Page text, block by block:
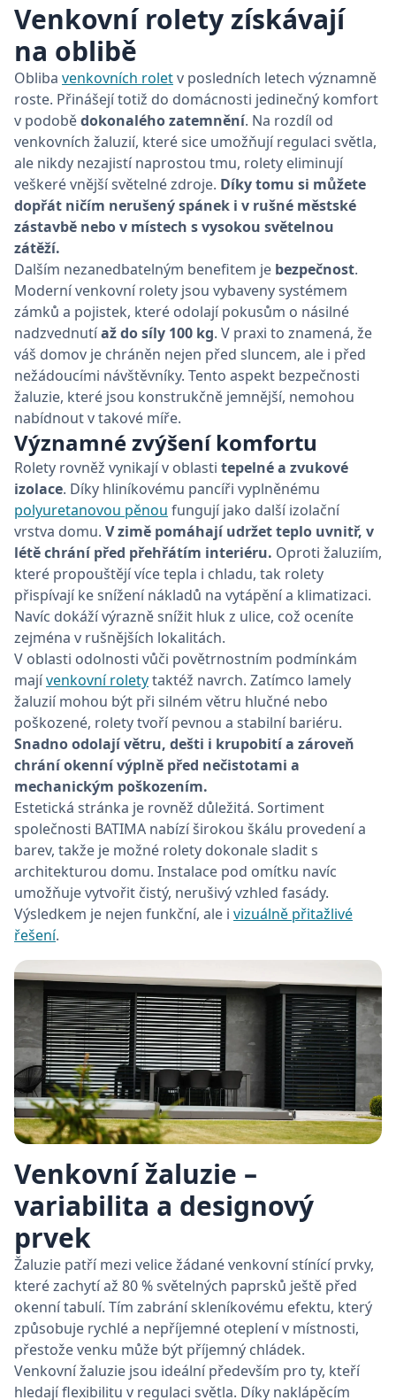
Venkovní rolety získávají
na oblibě
Obliba venkovních roletv posledních letech významně
roste. Přinášejí totiž do domácnosti jedinečný komfort
v podobědokonalého zatemnění. Na rozdíl od
venkovních žaluzií, které sice umožňují regulaci světla,
ale nikdy nezajistí naprostou tmu, rolety eliminují
veškeré vnější světelné zdroje. Díky tomu si můžete
dopřát ničím nerušený spánek i v rušné městské
zástavbě nebo v místech s vysokou světelnou
zátěží.
Dalším nezanedbatelným benefitem je bezpečnost.
Moderní venkovní rolety jsou vybaveny systémem
zámků a pojistek, které odolají pokusům o násilné
nadzvednutíaž do síly 100 kg. V praxi to znamená, že
váš domov je chráněn nejen před sluncem, ale i před
nežádoucími návštěvníky. Tento aspekt bezpečnosti
žaluzie, které jsou konstrukčně jemnější, nemohou
nabídnout v takové míře.
Významné zvýšení komfortu
Rolety rovněž vynikají v oblasti tepelné a zvukové
izolace. Díky hliníkovému pancíři vyplněnému
polyuretanovou pěnou fungují jako další izolační
vrstva domu. V zimě pomáhají udržet teplo uvnitř, v
létě chrání před přehřátím interiéru. Oproti žaluziím,
které propouštějí více tepla i chladu, tak rolety
přispívají ke snížení nákladů na vytápění a klimatizaci.
Navíc dokáží výrazně snížit hluk z ulice, což oceníte
zejména v rušnějších lokalitách.
V oblasti odolnosti vůči povětrnostním podmínkám
majívenkovní roletytaktéž navrch. Zatímco lamely
žaluzií mohou být při silném větru hlučné nebo
poškozené, rolety tvoří pevnou a stabilní bariéru.
Snadno odolají větru, dešti i krupobití a zároveň
chrání okenní výplně před nečistotami a
mechanickým poškozením.
Estetická stránka je rovněž důležitá. Sortiment
společnosti BATIMA nabízí širokou škálu provedení a
barev, takže je možné rolety dokonale sladit s
architekturou domu. Instalace pod omítku navíc
umožňuje vytvořit čistý, nerušivý vzhled fasády.
Výsledkem je nejen funkční, ale i vizuálně přitažlivé
řešení.
Venkovní žaluzie –
variabilita a designový
prvek
Žaluzie patří mezi velice žádané venkovní stínící prvky,
které zachytí až 80 % světelných paprsků ještě před
okenní tabulí. Tím zabrání skleníkovému efektu, který
způsobuje rychlé a nepříjemné oteplení v místnosti,
přestože venku může být příjemný chládek.
Venkovní žaluzie jsou ideální především pro ty, kteří
hledají flexibilitu v regulaci světla. Díky naklápěcím